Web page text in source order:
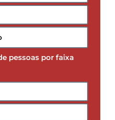
pessoas por faixa